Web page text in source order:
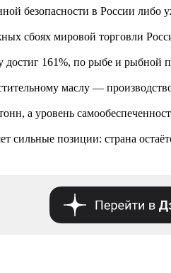
безопасности в России
сбоях мировой торговли
достиг 161%, по рыбе и
маслу —
а уровень
сильные позиции: страна